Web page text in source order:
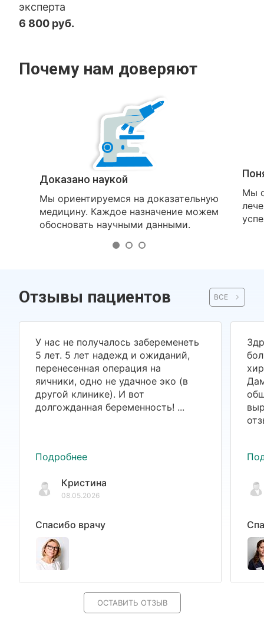
эксперта
6 800 руб.
Почему нам доверяют
Доказано наукой
Мы ориентируемся на доказательную
медицину. Каждое назначение можем
обосновать научными данными.
Мы
Отзывы пациентов ВСЕ
У нас не получалось забеременеть
5 лет. 5 лет надежд и ожиданий,
перенесенная операция на
яичники, одно не удачное эко (в
другой клинике). И вот
долгожданная беременность! ...
Подробнее
Кристина
08.05.2026
Спасибо врачу
ОСТАВИТЬ ОТЗЫВ